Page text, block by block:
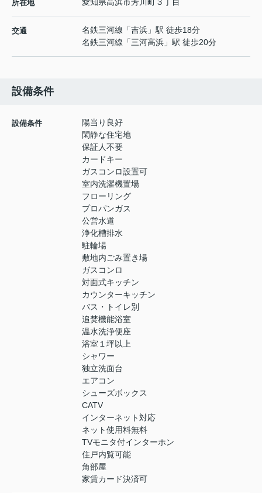
所在地 愛知県高浜市芳川町３丁目
交通 名鉄三河線 「吉浜 」駅 徒歩18分
名鉄三河線 「三河高浜 」駅 徒歩20分
設備条件
設備条件
陽当り良好
閑静な住宅地
保証人不要
カードキー
ガスコンロ設置可
室内洗濯機置場
フローリング
プロパンガス
公営水道
浄化槽排水
駐輪場
敷地内ごみ置き場
ガスコンロ
対面式キッチン
カウンターキッチン
バス・トイレ別
追焚機能浴室
温水洗浄便座
浴室１坪以上
シャワー
独立洗面台
エアコン
シューズボックス
CATV
インターネット対応
ネット使用料無料
TVモニタ付インターホン
住戸内覧可能
角部屋
家賃カード決済可